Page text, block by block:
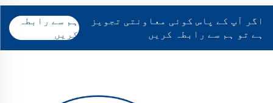
اگر آپ کے پاس کوئی معاونتی تجویز
ہے تو ہم سے رابطہ کریں
ہم سے رابطہ
کریں